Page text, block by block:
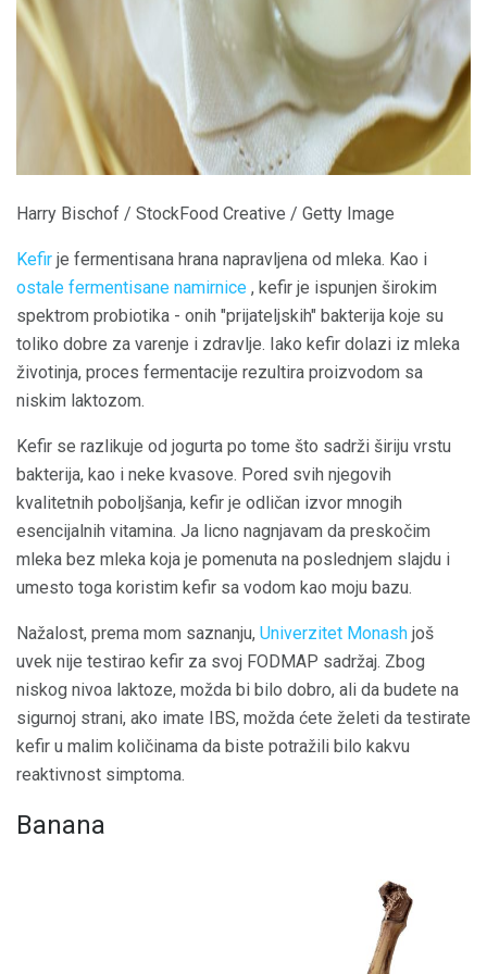
Harry Bischof / StockFood Creative / Getty Image
Kefir je fermentisana hrana napravljena od mleka. Kao i
ostale fermentisane namirnice , kefir je ispunjen širokim
spektrom probiotika - onih "prijateljskih" bakterija koje su
toliko dobre za varenje i zdravlje. Iako kefir dolazi iz mleka
životinja, proces fermentacije rezultira proizvodom sa
niskim laktozom.
Kefir se razlikuje od jogurta po tome što sadrži širiju vrstu
bakterija, kao i neke kvasove. Pored svih njegovih
kvalitetnih poboljšanja, kefir je odličan izvor mnogih
esencijalnih vitamina. Ja licno nagnjavam da preskočim
mleka bez mleka koja je pomenuta na poslednjem slajdu i
umesto toga koristim kefir sa vodom kao moju bazu.
Nažalost, prema mom saznanju, Univerzitet Monash još
uvek nije testirao kefir za svoj FODMAP sadržaj. Zbog
niskog nivoa laktoze, možda bi bilo dobro, ali da budete na
sigurnoj strani, ako imate IBS, možda ćete želeti da testirate
kefir u malim količinama da biste potražili bilo kakvu
reaktivnost simptoma.
Banana